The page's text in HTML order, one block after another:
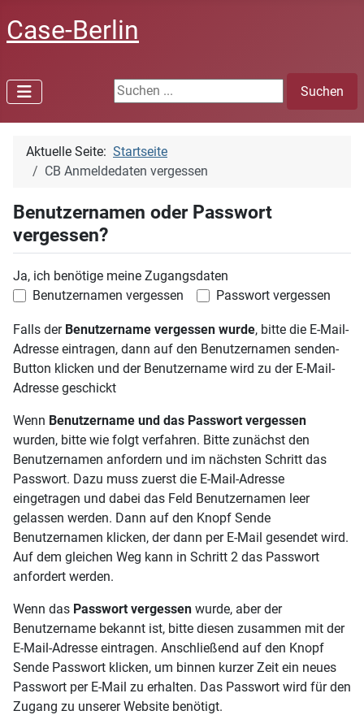
Case-Berlin
Suchen ...
Suchen
Aktuelle Seite: Startseite
CB Anmeldedaten vergessen
Benutzernamen oder Passwort
vergessen?
Ja, ich benötige meine Zugangsdaten
Benutzernamen vergessen
Passwort vergessen
Falls der Benutzername vergessen wurde, bitte die E-Mail-
Adresse eintragen, dann auf den Benutzernamen senden-
Button klicken und der Benutzername wird zu der E-Mail-
Adresse geschickt
Wenn Benutzername und das Passwort vergessen
wurden, bitte wie folgt verfahren. Bitte zunächst den
Benutzernamen anfordern und im nächsten Schritt das
Passwort. Dazu muss zuerst die E-Mail-Adresse
eingetragen und dabei das Feld Benutzernamen leer
gelassen werden. Dann auf den Knopf Sende
Benutzernamen klicken, der dann per E-Mail gesendet wird.
Auf dem gleichen Weg kann in Schritt 2 das Passwort
anfordert werden.
Wenn das Passwort vergessen wurde, aber der
Benutzername bekannt ist, bitte diesen zusammen mit der
E-Mail-Adresse eintragen. Anschließend auf den Knopf
Sende Passwort klicken, um binnen kurzer Zeit ein neues
Passwort per E-Mail zu erhalten. Das Passwort wird für den
Zugang zu unserer Website benötigt.